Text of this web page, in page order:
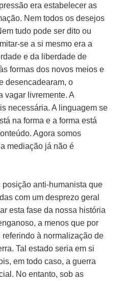
era estabelecer as
Nem todos os desejos
tudo pode ser dito ou
se a si mesmo era a
e da liberdade de
formas dos novos meios e
desencadearam, o
vagar livremente. A
necessária. A linguagem se
na forma e a forma está
Agora somos
mediação já não é
posição anti-humanista que
com um desprezo geral
esta fase da nossa história
a menos que por
à normalização de
Tal estado seria em si
em todo caso, a guerra
No entanto, sob as